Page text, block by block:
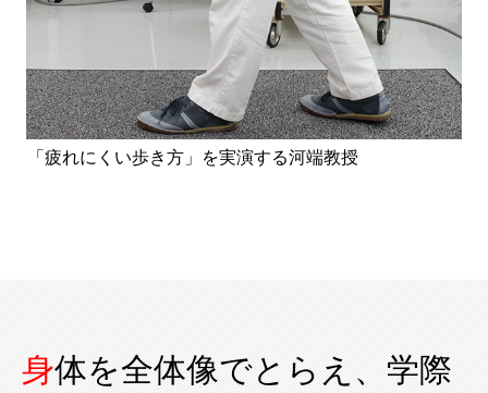
「疲れにくい歩き方」を実演する河端教授
身体を全体像でとらえ、学際